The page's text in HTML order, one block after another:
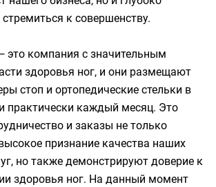
к совершенству.
это компания с значительным
здоровья ног, и они размещают
стоп и ортопедические стельки в
практически каждый месяц. Это
и заказы не только
признание качества наших
но также демонстрируют доверие к
здоровья ног. На данный момент